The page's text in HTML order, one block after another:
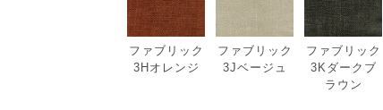
ファブリック
3Hオレンジ
ファブリック
3Jベージュ
ファブリック
3Kダークブ
ラウン